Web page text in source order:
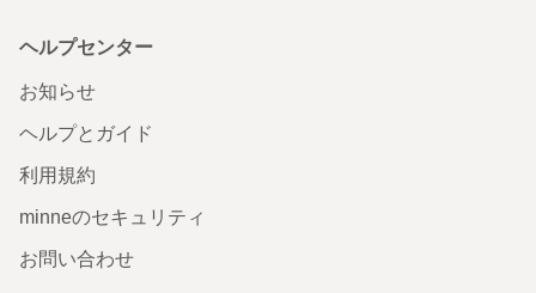
ヘルプセンター
お知らせ
ヘルプとガイド
利用規約
minneのセキュリティ
お問い合わせ